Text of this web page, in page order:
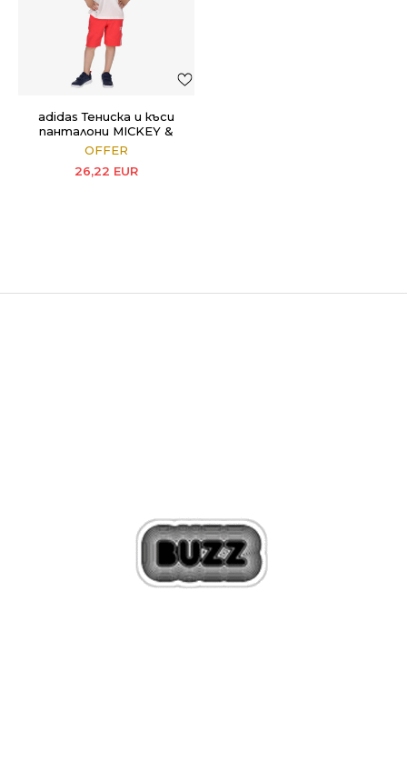
adidas Тениска и къси
панталони MICKEY &
FRIENDS SHORT TEE
OFFER
26,22 EUR